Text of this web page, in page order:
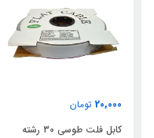
20,000 تومان
کابل فلت طوسی 30 رشته